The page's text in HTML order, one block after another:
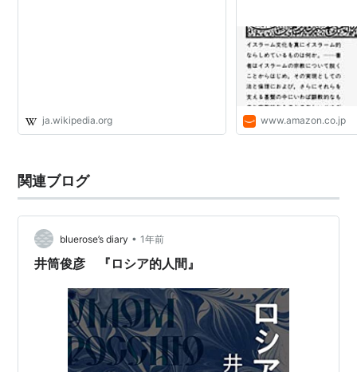
に「負」になってしまうものでもあろうが）に大
きな共感を寄せていたのである。すなわち、井筒
のイスラームへの関わりは、「時代」と直結した
非常に主体的かつ実践的なものだったのである。
２１３頁 安藤礼二 「意味の深みへの探求『意
（２００５年）所収
司馬遼太郎
ja.wikipedia.org www.amazon.co.jp
関連ブログ
bluerose’s diary • 1年前
井筒俊彦 『ロシア的人間』